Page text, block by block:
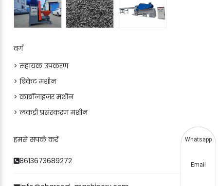
वर्ग
> सहायक उपकरण
> ब्रिकेट मशीन
> कार्बोनाइजर मशीन
> लकड़ी प्रसंस्करण मशीन
हमसे संपर्क करें
8613673689272
Whatsapp
Email